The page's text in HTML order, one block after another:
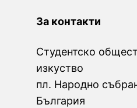
За контакти
Студентско
изкуство
пл. Народно
България